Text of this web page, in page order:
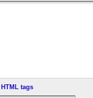
tags